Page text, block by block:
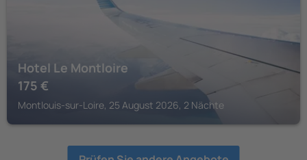
Hotel Le Montloire
175 €
Montlouis-sur-Loire, 25 August 2026, 2 Nächte